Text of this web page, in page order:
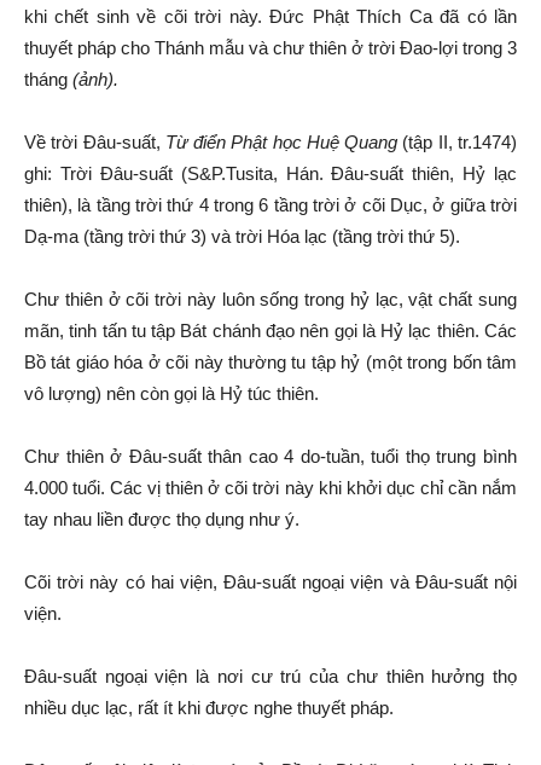
khi chết sinh về cõi trời này. Đức Phật Thích Ca đã có lần
thuyết pháp cho Thánh mẫu và chư thiên ở trời Đao-lợi trong 3
tháng (ảnh).
Về trời Đâu-suất, Từ điển Phật học Huệ Quang (tập II, tr.1474)
ghi: Trời Đâu-suất (S&P.Tusita, Hán. Đâu-suất thiên, Hỷ lạc
thiên), là tầng trời thứ 4 trong 6 tầng trời ở cõi Dục, ở giữa trời
Dạ-ma (tầng trời thứ 3) và trời Hóa lạc (tầng trời thứ 5).
Chư thiên ở cõi trời này luôn sống trong hỷ lạc, vật chất sung
mãn, tinh tấn tu tập Bát chánh đạo nên gọi là Hỷ lạc thiên. Các
Bồ tát giáo hóa ở cõi này thường tu tập hỷ (một trong bốn tâm
vô lượng) nên còn gọi là Hỷ túc thiên.
Chư thiên ở Đâu-suất thân cao 4 do-tuần, tuổi thọ trung bình
4.000 tuổi. Các vị thiên ở cõi trời này khi khởi dục chỉ cần nắm
tay nhau liền được thọ dụng như ý.
Cõi trời này có hai viện, Đâu-suất ngoại viện và Đâu-suất nội
viện.
Đâu-suất ngoại viện là nơi cư trú của chư thiên hưởng thọ
nhiều dục lạc, rất ít khi được nghe thuyết pháp.